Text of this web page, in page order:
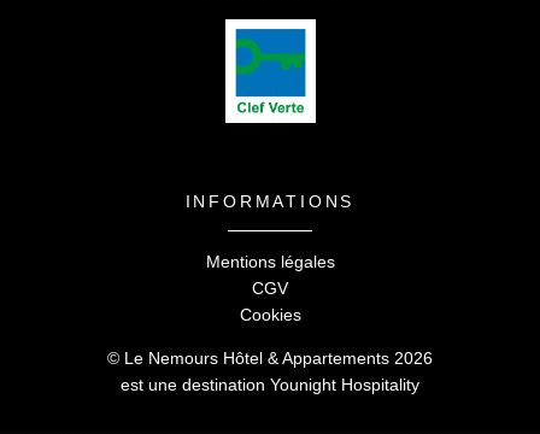
INFORMATIONS
Mentions légales
CGV
Cookies
© Le Nemours Hôtel & Appartements 2026
est une destination Younight Hospitality